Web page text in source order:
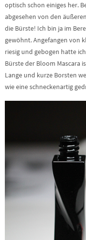
optisch schon einiges her.
abgesehen von den
die Bürste! Ich bin ja im
gewöhnt. Angefangen von
riesig und gebogen hatte
Bürste der Bloom Mascara
Lange und kurze Borsten
wie eine schneckenartig